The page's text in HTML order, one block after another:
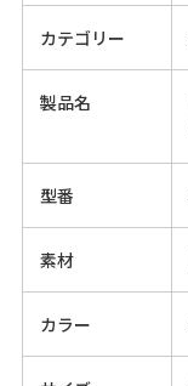
カテゴリー
製品名
型番
素材
カラー